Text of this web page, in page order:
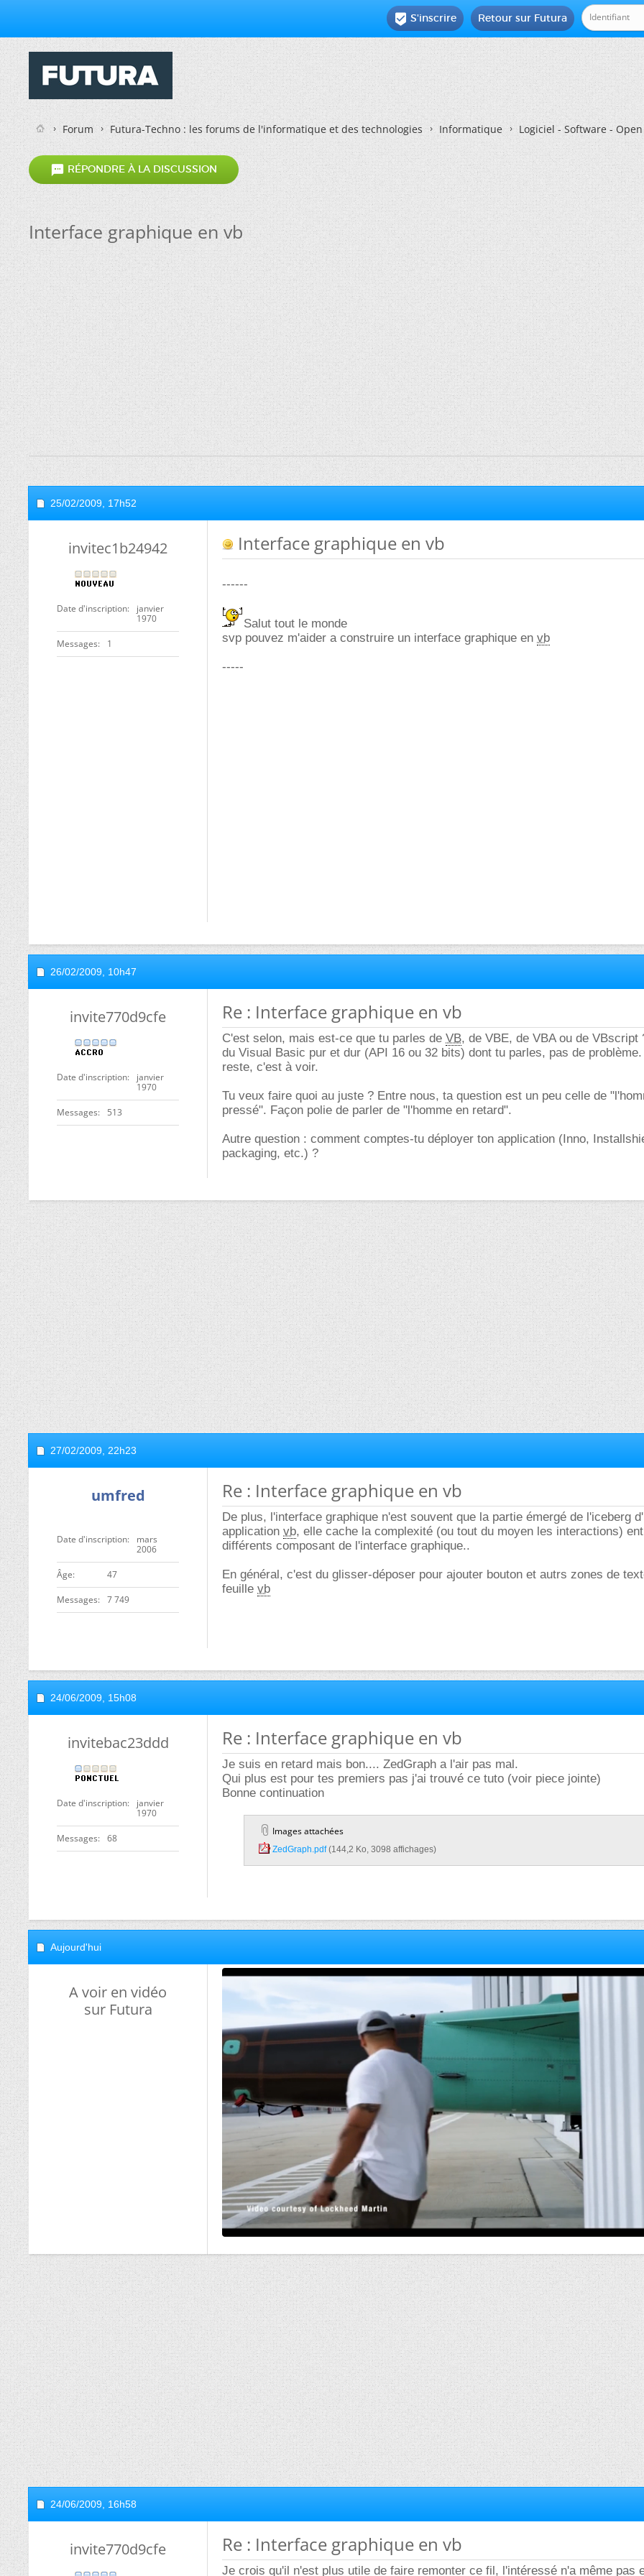
Retour sur Futura
 S'inscrire
Forum Futura-Techno : les forums de l'informatique et des technologies Informatique Logiciel - Software -
 RÉPONDRE À LA DISCUSSION
Interface graphique en vb
25/02/2009, 17h52
invitec1b24942
Date d'inscription
janvier
1970
Messages 1
Interface graphique en vb
------
Salut tout le monde
svp pouvez m'aider a construire un interface graphique en vb
-----
26/02/2009, 10h47
invite770d9cfe
Date d'inscription
janvier
1970
Messages 513
Re : Interface graphique en vb
C'est selon, mais est-ce que tu parles de VB, de VBE, de VBA ou de VBscript
du Visual Basic pur et dur (API 16 ou 32 bits) dont tu parles, pas de
reste, c'est à voir.
Tu veux faire quoi au juste ? Entre nous, ta question est un peu celle de
pressé". Façon polie de parler de "l'homme en retard".
Autre question : comment comptes-tu déployer ton application (Inno,
packaging, etc.) ?
27/02/2009, 22h23
umfred
Date d'inscription
mars
2006
ge 47
Messages 7 749
Re : Interface graphique en vb
De plus, l'interface graphique n'est souvent que la partie émergé de l'iceberg
application vb, elle cache la complexité (ou tout du moyen les interactions)
différents composant de l'interface graphique..
En général, c'est du glisser-déposer pour ajouter bouton et autrs zones de
feuille vb
24/06/2009, 15h08
invitebac23ddd
Date d'inscription
janvier
1970
Messages 68
Re : Interface graphique en vb
Je suis en retard mais bon.... ZedGraph a l'air pas mal.
Qui plus est pour tes premiers pas j'ai trouvé ce tuto (voir piece jointe)
Bonne continuation
Images attachées
ZedGraph.pdf‎ (144,2 Ko, 3098 affichages)
Aujourd'hui
A voir en vidéo
sur Futura
24/06/2009, 16h58
invite770d9cfe Re : Interface graphique en vb
Je crois qu'il n'est plus utile de faire remonter ce fil, l'intéressé n'a même pas